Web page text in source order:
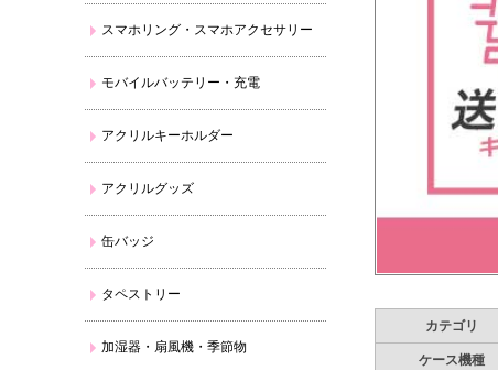
スマホリング・スマホアクセサリー
モバイルバッテリー・充電
アクリルキーホルダー
アクリルグッズ
缶バッジ
タペストリー
加湿器・扇風機・季節物
カテゴリ
ケース機種